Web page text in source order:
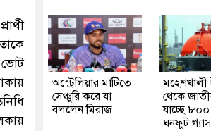
ভোট
অস্ট্রেলিয়ার মাটিতে
সেঞ্চুরি করে যা
বললেন মিরাজ
মহেশখালী
থেকে
যাচ্ছে ৮০০
ঘনফুট গ্যাস